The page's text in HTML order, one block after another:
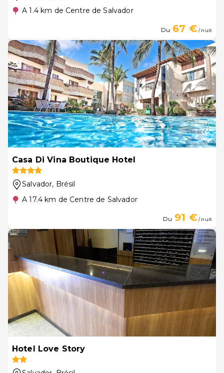
A 1.4 km de Centre de Salvador
Du 67 €/ nuit
Casa Di Vina Boutique Hotel
Salvador, Brésil
A 17.4 km de Centre de Salvador
Du 91 €/ nuit
Hotel Love Story